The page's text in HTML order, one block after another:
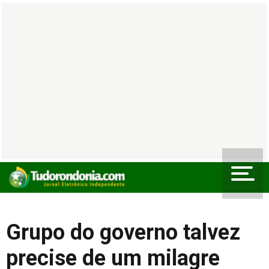
Grupo do governo talvez
precise de um milagre